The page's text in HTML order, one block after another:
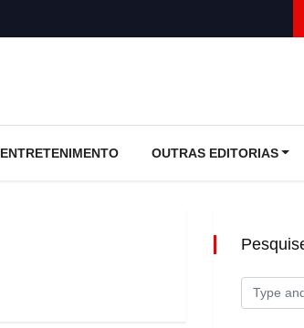
ENTRETENIMENTO OUTRAS EDITORIAS